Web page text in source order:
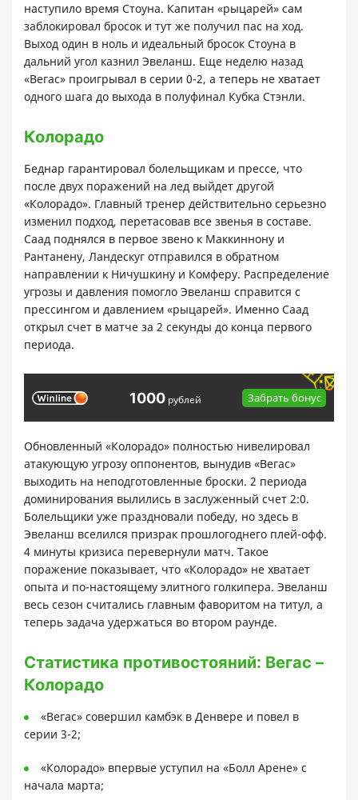
наступило время Стоуна. Капитан «рыцарей» сам
заблокировал бросок и тут же получил пас на ход.
Выход один в ноль и идеальный бросок Стоуна в
дальний угол казнил Эвеланш. Еще неделю назад
«Вегас» проигрывал в серии 0-2, а теперь не хватает
одного шага до выхода в полуфинал Кубка Стэнли.
Колорадо
Беднар гарантировал болельщикам и прессе, что
после двух поражений на лед выйдет другой
«Колорадо». Главный тренер действительно серьезно
изменил подход, перетасовав все звенья в составе.
Саад поднялся в первое звено к Маккиннону и
Рантанену, Ландескуг отправился в обратном
направлении к Ничушкину и Комферу. Распределение
угрозы и давления помогло Эвеланш справится с
прессингом и давлением «рыцарей». Именно Саад
открыл счет в матче за 2 секунды до конца первого
периода.
1000 рублей Забрать бонус
Обновленный «Колорадо» полностью нивелировал
атакующую угрозу оппонентов, вынудив «Вегас»
выходить на неподготовленные броски. 2 периода
доминирования вылились в заслуженный счет 2:0.
Болельщики уже праздновали победу, но здесь в
Эвеланш вселился призрак прошлогоднего плей-офф.
4 минуты кризиса перевернули матч. Такое
поражение показывает, что «Колорадо» не хватает
опыта и по-настоящему элитного голкипера. Эвеланш
весь сезон считались главным фаворитом на титул, а
теперь задача удержаться во втором раунде.
Статистика противостояний: Вегас –
Колорадо
«Вегас» совершил камбэк в Денвере и повел в
серии 3-2;
«Колорадо» впервые уступил на «Болл Арене» с
начала марта;